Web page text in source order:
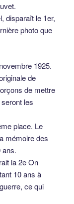
disparaît le 1er,
photo que
1925.
de
de mettre
les
place. Le
mémoire des
ans.
la 2e On
10 ans à
ce qui